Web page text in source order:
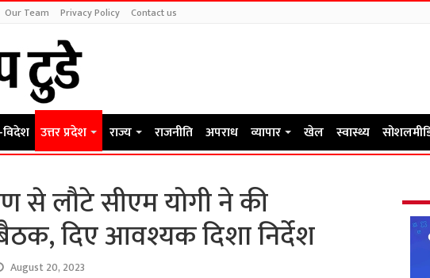
Our Team Privacy Policy Contact us
उत्तर प्रदेश राज्य राजनीति अपराध व्यापार खेल स्वास्थ्य
से लौटे सीएम योगी ने की
दिए आवश्यक दिशा निर्देश
August 20, 2023